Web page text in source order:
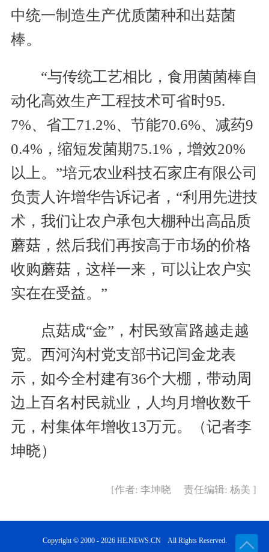
中统一制造生产优质菌种和出菇菌
棒。
“与传统工艺相比，食用菌菌棒自
动化高效生产工程技术可省时95.
7%、省工71.2%、节能70.6%、减药9
0.4%，缩短发菌期75.1%，增效20%
以上。”培元农业科技石家庄有限公司
负责人许增华告诉记者，“利用先进技
术，我们让农户承包大棚种出高品质
蘑菇，然后我们再按高于市场的价格
收购蘑菇，这样一来，可以让农户实
实在在受益。”
点菇成“金”，村民致富路越走越
宽。西河沟村党支部书记闫金龙表
示，如今全村建有36个大棚，带动周
边上百名村民就业，人均月增收数千
元，村集体年增收13万元。（记者李
坤晓）
[作者: 李坤晓 责任编辑: 杨美 ]
Copyright © 2000 - 2026 HE.NEWS.CN All Rights Reserved.